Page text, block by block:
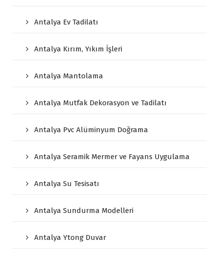
Antalya Ev Tadilatı
Antalya Kırım, Yıkım İşleri
Antalya Mantolama
Antalya Mutfak Dekorasyon ve Tadilatı
Antalya Pvc Alüminyum Doğrama
Antalya Seramik Mermer ve Fayans Uygulama
Antalya Su Tesisatı
Antalya Sundurma Modelleri
Antalya Ytong Duvar